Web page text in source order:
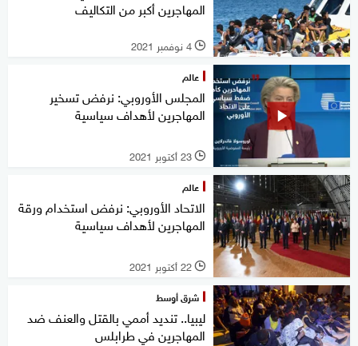
المهاجرين أكبر من التكاليف
l 4 نوفمبر 2021
عالم
المجلس الأوروبي: نرفض تسخير
المهاجرين لأهداف سياسية
l 23 أكتوبر 2021
عالم
الاتحاد الأوروبي: نرفض استخدام ورقة
المهاجرين لأهداف سياسية
l 22 أكتوبر 2021
شرق أوسط
ليبيا.. تنديد أممي بالقتل والعنف ضد
المهاجرين في طرابلس